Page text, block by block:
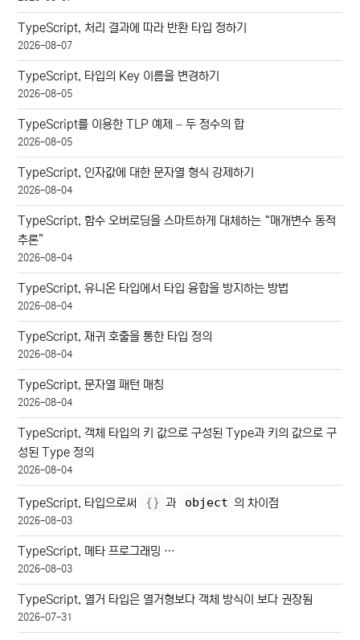
TypeScript, 처리 결과에 따라 반환 타입 정하기
2026-08-07
TypeScript, 타입의 Key 이름을 변경하기
2026-08-05
TypeScript를 이용한 TLP 예제 – 두 정수의 합
2026-08-05
TypeScript, 인자값에 대한 문자열 형식 강제하기
2026-08-04
TypeScript, 함수 오버로딩을 스마트하게 대체하는 “매개변수 동적
추론”
2026-08-04
TypeScript, 유니온 타입에서 타입 융합을 방지하는 방법
2026-08-04
TypeScript, 재귀 호출을 통한 타입 정의
2026-08-04
TypeScript, 문자열 패턴 매칭
2026-08-04
TypeScript, 객체 타입의 키 값으로 구성된 Type과 키의 값으로 구
성된 Type 정의
2026-08-04
TypeScript, 타입으로써 {} 과 object 의 차이점
2026-08-03
TypeScript, 메타 프로그래밍 …
2026-08-03
TypeScript, 열거 타입은 열거형보다 객체 방식이 보다 권장됨
2026-07-31